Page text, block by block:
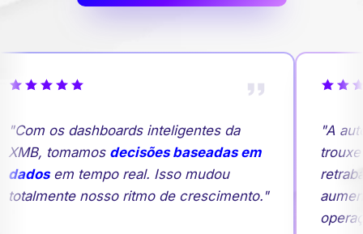
os dashboards inteligentes da
tomamosdecisões baseadas em
em tempo real. Isso mudou
nosso ritmo de crescimento."
"A
trouxe